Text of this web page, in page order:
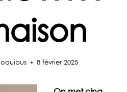
8 février 2025